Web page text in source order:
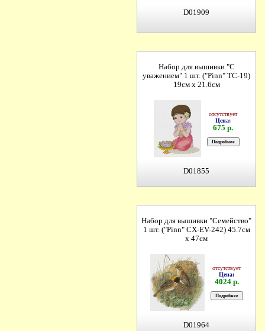
D01909
Набор для вышивки "С
уважением" 1 шт. ("Pinn" TC-19)
19см х 21.6см
отсутствует
Цена:
675 р.
D01855
Набор для вышивки "Семейство"
1 шт. ("Pinn" СХ-EV-242) 45.7см
х 47см
отсутствует
Цена:
4024 р.
D01964